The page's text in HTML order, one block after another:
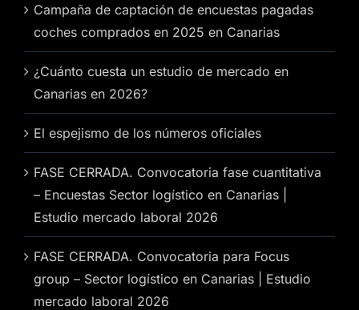
Campaña de captación de encuestas pagadas
coches comprados en 2025 en Canarias
¿Cuánto cuesta un estudio de mercado en
Canarias en 2026?
El espejismo de los números oficiales
FASE CERRADA. Convocatoria fase cuantitativa
– Encuestas Sector logístico en Canarias |
Estudio mercado laboral 2026
FASE CERRADA. Convocatoria para Focus
group – Sector logístico en Canarias | Estudio
mercado laboral 2026